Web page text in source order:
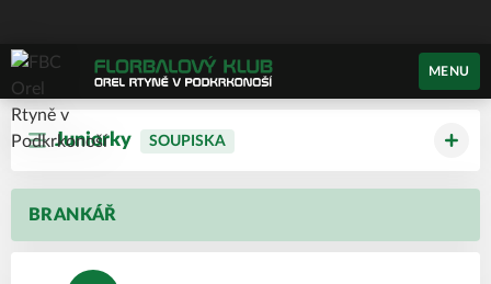
MENU
Juniorky SOUPISKA
BRANKÁŘ